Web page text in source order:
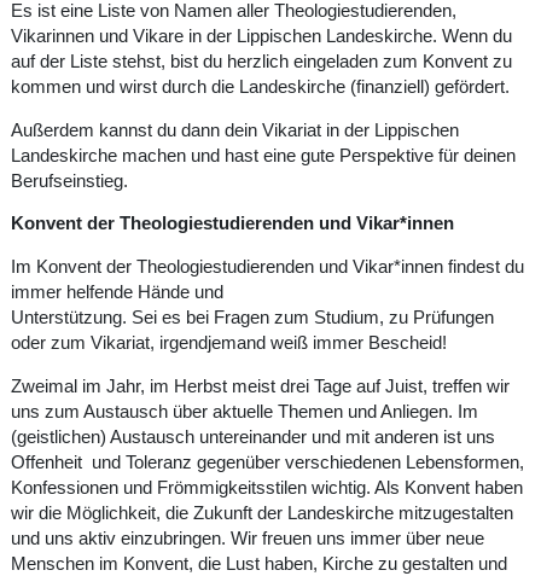
Es ist eine Liste von Namen aller Theologiestudierenden,
Vikarinnen und Vikare in der Lippischen Landeskirche. Wenn du
auf der Liste stehst, bist du herzlich eingeladen zum Konvent zu
kommen und wirst durch die Landeskirche (finanziell) gefördert.
Außerdem kannst du dann dein Vikariat in der Lippischen
Landeskirche machen und hast eine gute Perspektive für deinen
Berufseinstieg.
Konvent der Theologiestudierenden und Vikar*innen
Im Konvent der Theologiestudierenden und Vikar*innen findest du
immer helfende Hände und
Unterstützung. Sei es bei Fragen zum Studium, zu Prüfungen
oder zum Vikariat, irgendjemand weiß immer Bescheid!
Zweimal im Jahr, im Herbst meist drei Tage auf Juist, treffen wir
uns zum Austausch über aktuelle Themen und Anliegen. Im
(geistlichen) Austausch untereinander und mit anderen ist uns
Offenheit und Toleranz gegenüber verschiedenen Lebensformen,
Konfessionen und Frömmigkeitsstilen wichtig. Als Konvent haben
wir die Möglichkeit, die Zukunft der Landeskirche mitzugestalten
und uns aktiv einzubringen. Wir freuen uns immer über neue
Menschen im Konvent, die Lust haben, Kirche zu gestalten und